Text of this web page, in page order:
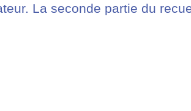
La seconde partie du